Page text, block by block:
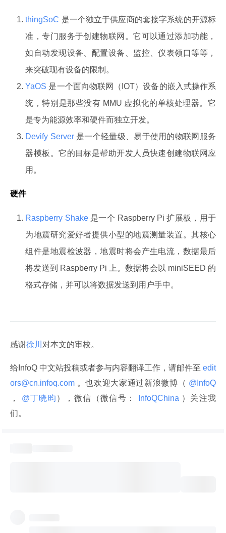
thingSoC 是一个独立于供应商的套接字系统的开源标
准，专门服务于创建物联网。它可以通过添加功能，
如自动发现设备、配置设备、监控、仪表领口等等，
来突破现有设备的限制。
YaOS 是一个面向物联网（IOT）设备的嵌入式操作系
统，特别是那些没有 MMU 虚拟化的单核处理器。它
是专为能源效率和硬件而独立开发。
Devify Server 是一个轻量级、易于使用的物联网服务
器模板。它的目标是帮助开发人员快速创建物联网应
用。
硬件
Raspberry Shake 是一个 Raspberry Pi 扩展板，用于
为地震研究爱好者提供小型的地震测量装置。其核心
组件是地震检波器，地震时将会产生电流，数据最后
将发送到 Raspberry Pi 上。数据将会以 miniSEED 的
格式存储，并可以将数据发送到用户手中。
感谢徐川 对本文的审校。
给InfoQ 中文站投稿或者参与内容翻译工作，请邮件至 edit
ors@cn.infoq.com 。也欢迎大家通过新浪微博（
，
@丁晓昀 ），微信（微信号： InfoQChina ）关注我
们。